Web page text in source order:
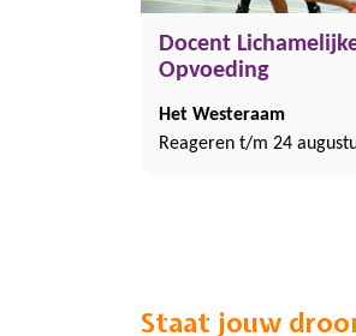
Docent
Opvoeding
Het Westeraam
Reageren t/m 24
Staat jouw